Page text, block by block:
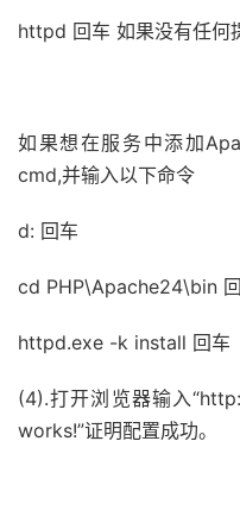
httpd 回车 如果没有任何
如果想在服务中添加
cmd,并输入以下命令
d: 回车
cd PHP\Apache24\bin
httpd.exe -k install 回车
(4).打开浏览器输入
works!”证明配置成功。